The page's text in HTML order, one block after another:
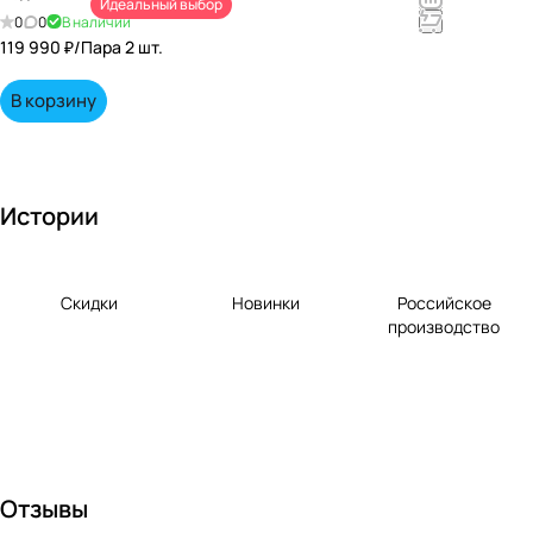
непревзойд
0 0 В наличии
Идеальный выбор
119 990 ₽/Пара 2 шт.
В корзину
Истории
Скидки Новинки
Российское
производство
Отзывы